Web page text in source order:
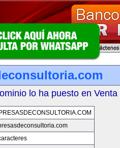
lo ha puesto en Venta